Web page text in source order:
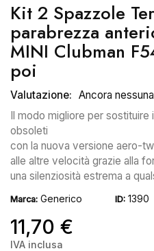
Kit 2 Spazzole
parabrezza
MINI Clubman
poi
Valutazione: Ancora
Il modo migliore per
obsoleti
con la nuova versione aero-
alle altre velocità grazie alla
una silenziosità estrema a
Marca: Generico ID: 1390
11,70 €
IVA inclusa